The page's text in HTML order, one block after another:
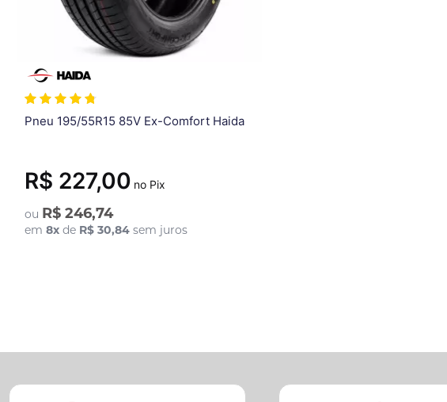
Pneu 195/55R15 85V Ex-Comfort Haida
ou R$ 246,74
em 8x de R$ 30,84 sem juros
R$ 227,00 no Pix